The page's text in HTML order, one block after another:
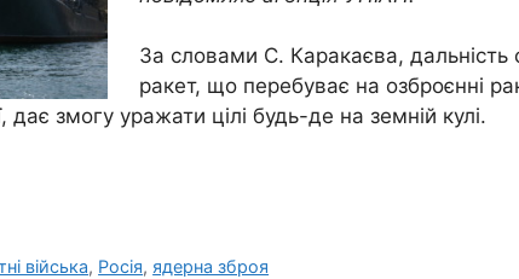
За словами С. Каракаєва, дальність
ракет, що перебуває на озброєнні
дає змогу уражати цілі будь-де на земній кулі.
війська, Росія, ядерна зброя